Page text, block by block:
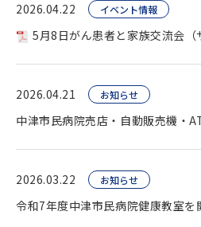
2026.04.22 イベント情報
5月8日がん患者と家族交流会
2026.04.21 お知らせ
2026.03.22 お知らせ
令和7年度中津市民病院健康教室を